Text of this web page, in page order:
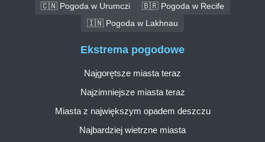
🇨🇳 Pogoda w Urumczi
🇧🇷 Pogoda w Recife
🇮🇳 Pogoda w Lakhnau
Ekstrema pogodowe
Najgorętsze miasta teraz
Najzimniejsze miasta teraz
Miasta z największym opadem deszczu
Najbardziej wietrzne miasta